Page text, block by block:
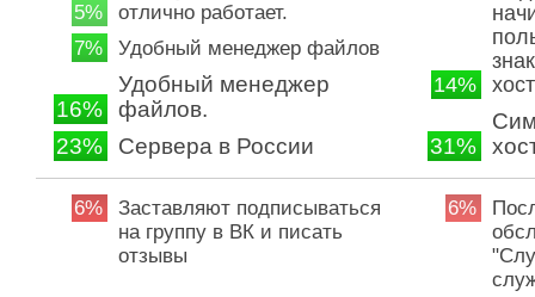
5%
отлично работает.
7% Удобный менеджер файлов
16%
Удобный менеджер
файлов.
23%
Сервера в России
14%
31%
6%
Заставляют подписываться
на группу в ВК и писать
отзывы
6%